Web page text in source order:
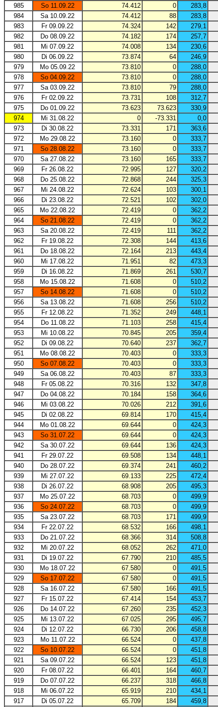
985 So 11.09.22 74.412 0
283,8
984
Sa 10.09.22 74.412 88
283,8
983
Fr 09.09.22 74.324 142
279,1
982
Do 08.09.22 74.182 174
257,7
981
Mi 07.09.22 74.008 134
230,6
980
Di 06.09.22 73.874 64
246,9
979
Mo 05.09.22 73.810 0
288,0
978
So 04.09.22 73.810 0
288,0
977
Sa 03.09.22 73.810 79
288,0
976
Fr 02.09.22 73.731 108
312,7
975
Do 01.09.22 73.623 73.623
330,9
974
Mi 31.08.22 0 -73.331
0,0
973
Di 30.08.22 73.331 171
363,6
972
Mo 29.08.22 73.160 0
333,7
971
So 28.08.22 73.160 0
333,7
970
Sa 27.08.22 73.160 165
333,7
969
Fr 26.08.22 72.995 127
320,2
968
Do 25.08.22 72.868 244
325,3
967
Mi 24.08.22 72.624 103
300,1
966
Di 23.08.22 72.521 102
302,0
965
Mo 22.08.22 72.419 0
362,2
964
So 21.08.22 72.419 0
362,2
963
Sa 20.08.22 72.419 111
362,2
962
Fr 19.08.22 72.308 144
413,6
961
Do 18.08.22 72.164 213
443,4
960
Mi 17.08.22 71.951 82
473,3
959
Di 16.08.22 71.869 261
530,7
958
Mo 15.08.22 71.608 0
510,2
957
So 14.08.22 71.608 0
510,2
956
Sa 13.08.22 71.608 256
510,2
955
Fr 12.08.22 71.352 249
448,1
954
Do 11.08.22 71.103 258
415,4
953
Mi 10.08.22 70.845 205
359,4
952
Di 09.08.22 70.640 237
362,7
951
Mo 08.08.22 70.403 0
333,3
950
So 07.08.22 70.403 0
333,3
949
Sa 06.08.22 70.403 87
333,3
948
Fr 05.08.22 70.316 132
347,8
947
Do 04.08.22 70.184 158
364,6
946
Mi 03.08.22 70.026 212
391,6
945
Di 02.08.22 69.814 170
415,4
944
Mo 01.08.22 69.644 0
424,3
943
So 31.07.22 69.644 0
424,3
942
Sa 30.07.22 69.644 136
424,3
941
Fr 29.07.22 69.508 134
448,1
940
Do 28.07.22 69.374 241
460,2
939
Mi 27.07.22 69.133 225
472,4
938
Di 26.07.22 68.908 205
495,3
937
Mo 25.07.22 68.703 0
499,9
936
So 24.07.22 68.703 0
499,9
935
Sa 23.07.22 68.703 171
499,9
934
Fr 22.07.22 68.532 166
498,1
933
Do 21.07.22 68.366 314
508,8
932
Mi 20.07.22 68.052 262
471,0
931
Di 19.07.22 67.790 210
485,5
930
Mo 18.07.22 67.580 0
491,5
929
So 17.07.22 67.580 0
491,5
928
Sa 16.07.22 67.580 166
491,5
927
Fr 15.07.22 67.414 154
453,7
926
Do 14.07.22 67.260 235
452,3
925
Mi 13.07.22 67.025 295
495,7
924
Di 12.07.22 66.730 206
458,8
923
Mo 11.07.22 66.524 0
437,8
922
So 10.07.22 66.524 0
451,8
921
Sa 09.07.22 66.524 123
451,8
920
Fr 08.07.22 66.401 164
460,7
919
Do 07.07.22 66.237 318
466,8
918
Mi 06.07.22 65.919 210
434,1
917
Di 05.07.22 65.709 184
459,8